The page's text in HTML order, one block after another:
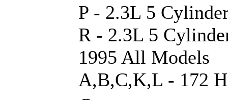
P - 2.3L 5
R - 2.3L 5
1995 All Models
A,B,C,K,L - 172